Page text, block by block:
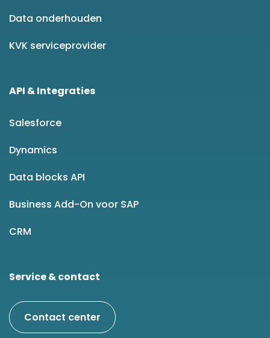
Data onderhouden
KVK serviceprovider
API & Integraties
Salesforce
Dynamics
Data blocks API
Business Add-On voor SAP
CRM
Service & contact
Contact center